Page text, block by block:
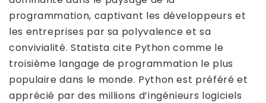
programmation, captivant les développeurs et
les entreprises par sa polyvalence et sa
convivialité. Statista cite Python comme le
troisième langage de programmation le plus
populaire dans le monde. Python est préféré et
apprécié par des millions d’ingénieurs logiciels